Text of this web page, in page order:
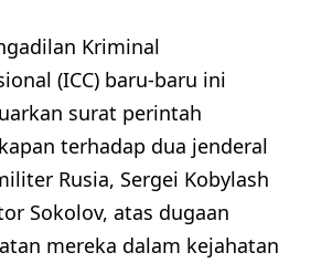
Kriminal
(ICC) baru-baru ini
surat perintah
terhadap dua jenderal
Rusia, Sergei Kobylash
Sokolov, atas dugaan
mereka dalam kejahatan